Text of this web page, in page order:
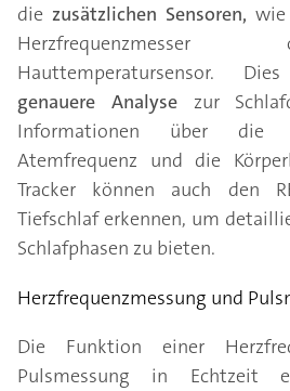
die zusätzlichen Sensoren,
Hauttemperatursensor.
genauere Analysezur
Informationen über die
Atemfrequenz und die
Tracker können auch den
Tiefschlaf erkennen, um
Schlafphasen zu bieten.
Herzfrequenzmessung und
Die Funktion einer
Pulsmessung in Echtzeit